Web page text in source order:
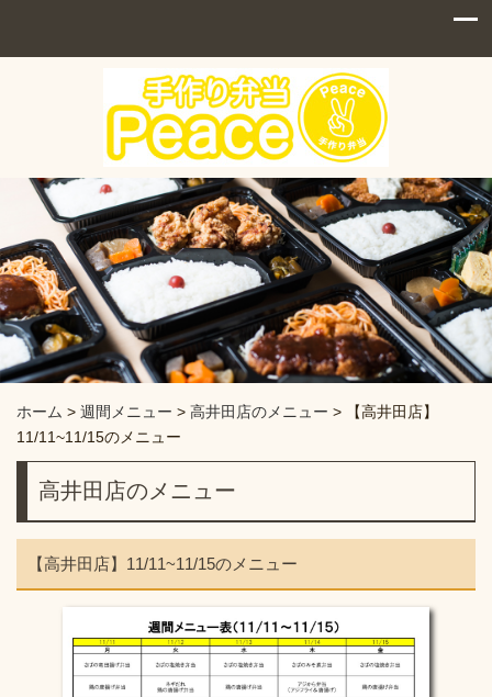
ホーム > 週間メニュー > 高井田店のメニュー >
【高井田店】
11/11~11/15のメニュー
高井田店のメニュー
【高井田店】11/11~11/15のメニュー